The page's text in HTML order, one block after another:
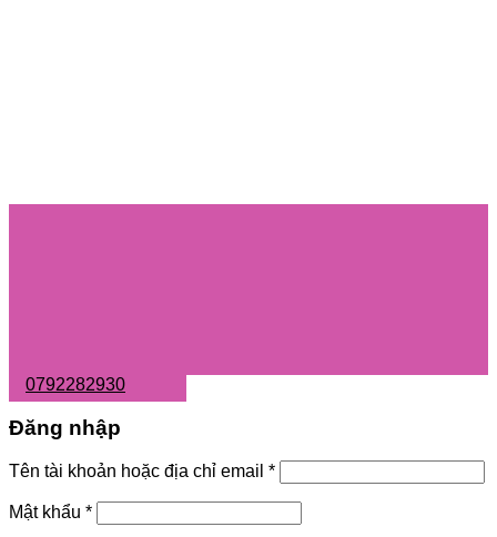
0792282930
Đăng nhập
Tên tài khoản hoặc địa chỉ email *
Mật khẩu *